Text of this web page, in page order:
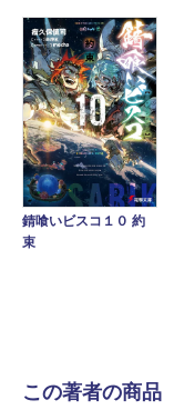
錆喰いビスコ１０ 約
束
この著者の商品